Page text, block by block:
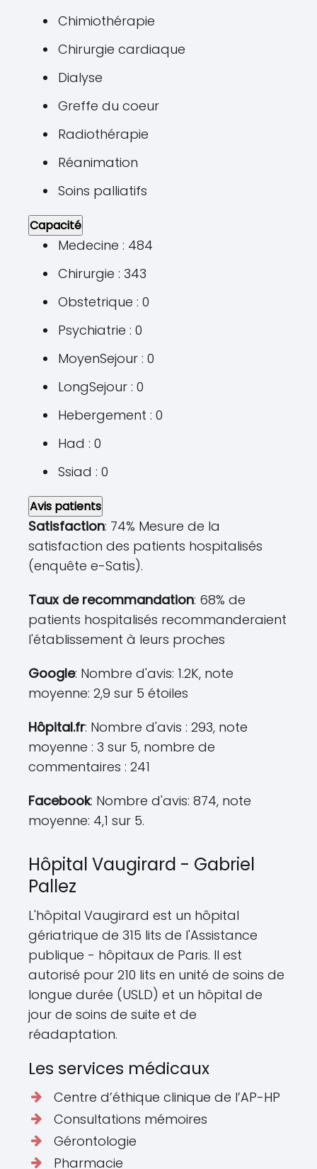
Chimiothérapie
Chirurgie cardiaque
Dialyse
Greffe du coeur
Radiothérapie
Réanimation
Soins palliatifs
Capacité
Medecine : 484
Chirurgie : 343
Obstetrique : 0
Psychiatrie : 0
MoyenSejour : 0
LongSejour : 0
Hebergement : 0
Had : 0
Ssiad : 0
Avis patients
Satisfaction: 74% Mesure de la
satisfaction des patients hospitalisés
(enquête e-Satis).
Taux de recommandation: 68% de
patients hospitalisés recommanderaient
l'établissement à leurs proches
Google: Nombre d'avis: 1.2K, note
moyenne: 2,9 sur 5 étoiles
Hôpital.fr: Nombre d'avis : 293, note
moyenne : 3 sur 5, nombre de
commentaires : 241
Facebook: Nombre d'avis: 874, note
moyenne: 4,1 sur 5.
Hôpital Vaugirard - Gabriel
Pallez
L'hôpital Vaugirard est un hôpital
gériatrique de 315 lits de l'Assistance
publique - hôpitaux de Paris. Il est
autorisé pour 210 lits en unité de soins de
longue durée (USLD) et un hôpital de
jour de soins de suite et de
réadaptation.
Les services médicaux
Centre d’éthique clinique de l’AP-HP
Consultations mémoires
Gérontologie
Pharmacie